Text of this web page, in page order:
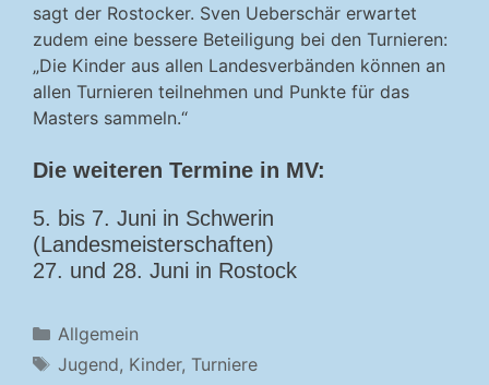
sagt der Rostocker. Sven Ueberschär erwartet
zudem eine bessere Beteiligung bei den Turnieren:
„Die Kinder aus allen Landesverbänden können an
allen Turnieren teilnehmen und Punkte für das
Masters sammeln.“
Die weiteren Termine in MV:
5. bis 7. Juni in Schwerin
(Landesmeisterschaften)
27. und 28. Juni in Rostock
Kategorien
Allgemein
Schlagwörter
Jugend, Kinder, Turniere